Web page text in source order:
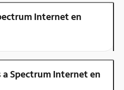
Internet en
a Spectrum Internet en